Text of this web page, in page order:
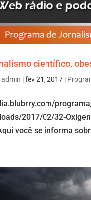
científico,
|fev 21, 2017 |
2017/02/32-
você se informa